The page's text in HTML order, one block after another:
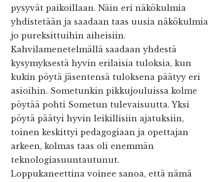
pysyvät paikoillaan. Näin eri näkökulmia
yhdistetään ja saadaan taas uusia näkökulmia
jo pureksittuihin aiheisiin.
Kahvilamenetelmällä saadaan yhdestä
kysymyksestä hyvin erilaisia tuloksia, kun
kukin pöytä jäsentensä tuloksena päätyy eri
asioihin. Sometunkin pikkujouluissa kolme
pöytää pohti Sometun tulevaisuutta. Yksi
pöytä päätyi hyvin leikillisiin ajatuksiin,
toinen keskittyi pedagogiaan ja opettajan
arkeen, kolmas taas oli enemmän
teknologiasuuntautunut.
Loppukaneettina voinee sanoa, että nämä